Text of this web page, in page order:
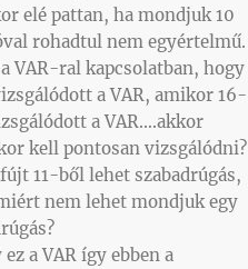
elé pattan, ha mondjuk 10
rohadtul nem egyértelmű.
VAR-ral kapcsolatban, hogy
a VAR, amikor 16-
a VAR….akkor
kell pontosan vizsgálódni?
11-ből lehet szabadrúgás,
nem lehet mondjuk egy
a VAR így ebben a